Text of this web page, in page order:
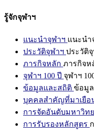
รู้จักจุฬาฯ
แนะนำจุฬาฯ แนะนำ
ประวัติจุฬาฯ ประวัติ
ภารกิจหลัก ภารกิจห
จุฬาฯ 100 ปี จุฬาฯ
ข้อมูลและสถิติ ข้อมู
บุคคลสำคัญที่มาเยือ
การจัดอันดับมหาวิท
การรับรองหลักสูตร